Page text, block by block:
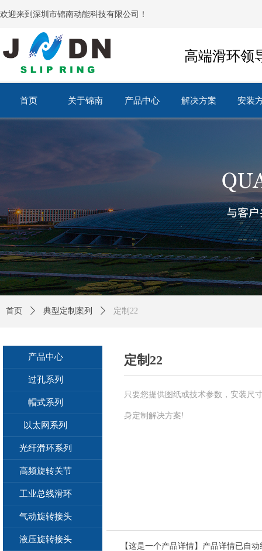
首页 关于锦南 产品中心
产品中心
解决方案 安装
高端滑环领
欢迎来到深圳市锦南动能科技有限公司！
定制22
只要您提供图纸或技术参数，安装尺
身定制解决方案!
【这是一个产品详情】产品详情已自
首页 ꄲ 典型定制案列 ꄲ 定制22
产品中心
过孔系列
帽式系列
以太网系列
光纤滑环系列
高频旋转关节
工业总线滑环
气动旋转接头
液压旋转接头